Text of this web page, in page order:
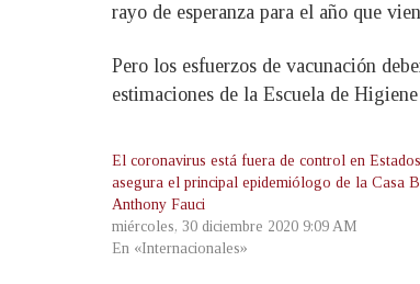
rayo de esperanza para el año que
Pero los esfuerzos de vacunación
estimaciones de la Escuela de
El coronavirus está fuera de control en
asegura el principal epidemiólogo de la Casa
Anthony Fauci
miércoles, 30 diciembre 2020 9:09 AM
En «Internacionales»